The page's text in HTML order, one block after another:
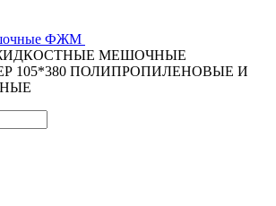
ФЖМ
МЕШОЧНЫЕ
105*380 ПОЛИПРОПИЛЕНОВЫЕ И